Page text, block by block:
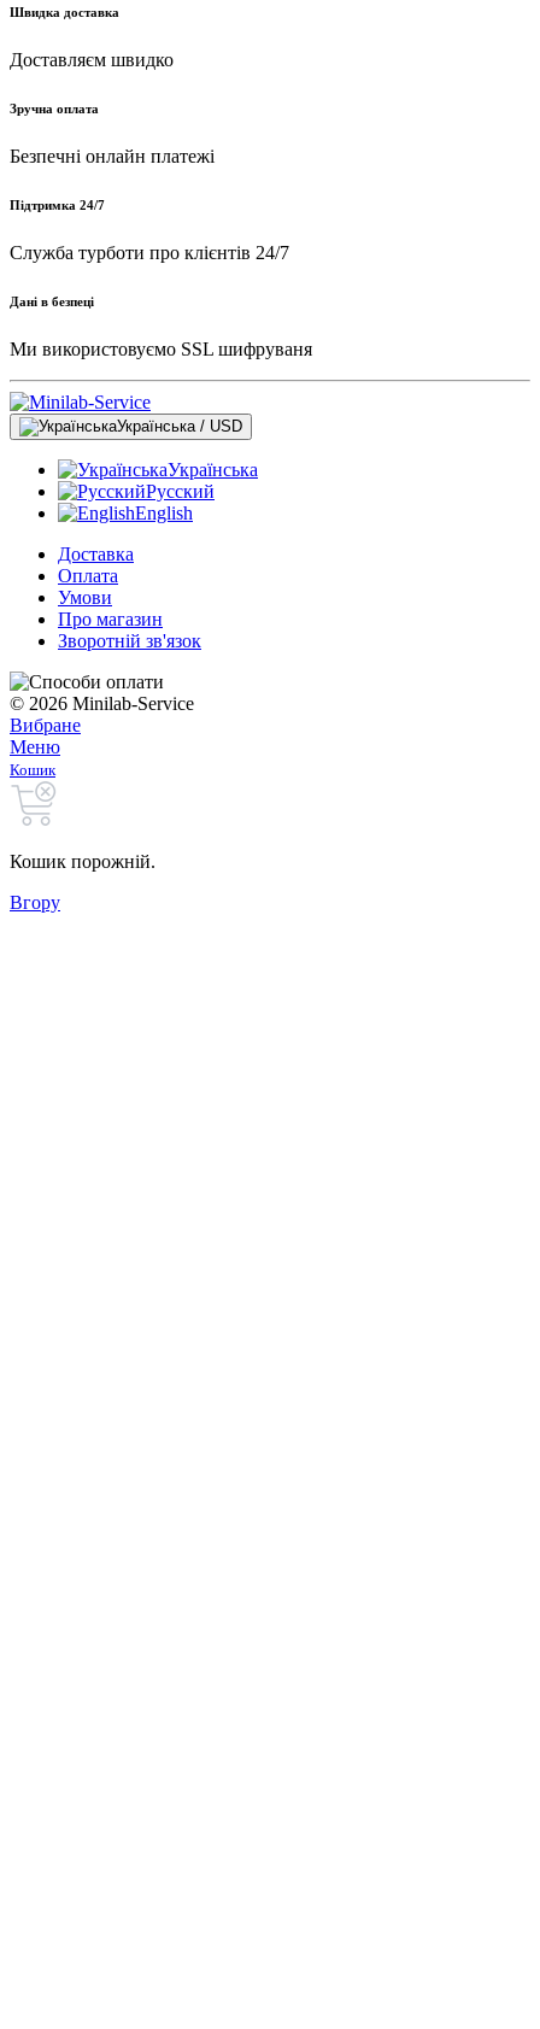
Швидка доставка
Доставляєм швидко
Зручна оплата
Безпечні онлайн платежі
Підтримка 24/7
Служба турботи про клієнтів 24/7
Дані в безпеці
Ми використовуємо SSL шифруваня
Українська / USD
Українська
Русский
English
Доставка
Оплата
Умови
Про магазин
Зворотній зв'язок
© 2026 Minilab-Service
Вибране
Меню
Кошик
Кошик порожній.
Вгору